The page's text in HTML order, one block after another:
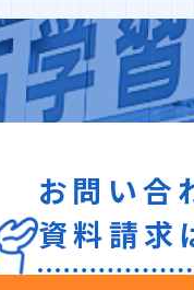
お問い合
資料請求